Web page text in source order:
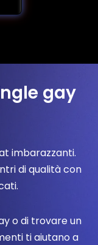
gay
imbarazzanti.
di qualità con
o di trovare un
ti aiutano a